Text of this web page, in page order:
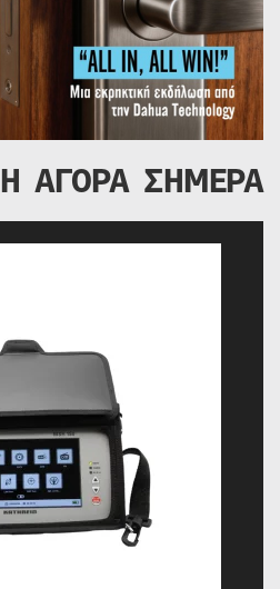
Η ΑΓΟΡΑ ΣΗΜΕΡΑ